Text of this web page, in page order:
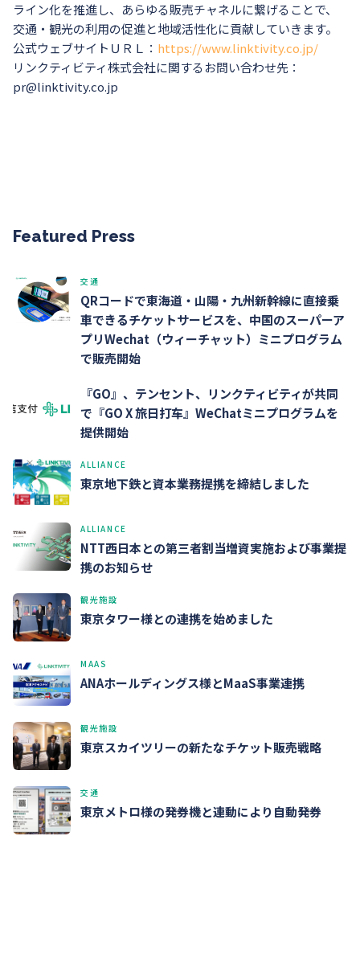
Featured Press
交通
QRコードで東海道・山陽・九州新幹線に直接乗
車できるチケットサービスを、中国のスーパーア
プリWechat（ウィーチャット）ミニプログラム
で販売開始
『GO』、テンセント、リンクティビティが共同
で『GO X 旅日打车』WeChatミニプログラムを
提供開始
ALLIANCE
東京地下鉄と資本業務提携を締結しました
ALLIANCE
NTT西日本との第三者割当増資実施および事業提
携のお知らせ
観光施設
東京タワー様との連携を始めました
MAAS
ANAホールディングス様とMaaS事業連携
観光施設
東京スカイツリーの新たなチケット販売戦略
交通
東京メトロ様の発券機と連動により自動発券
ライン化を推進し、あらゆる販売チャネルに繋げることで、
交通・観光の利用の促進と地域活性化に貢献していきます。
公式ウェブサイトＵＲＬ： https://www.linktivity.co.jp/
リンクティビティ株式会社に関するお問い合わせ先：
pr@linktivity.co.jp